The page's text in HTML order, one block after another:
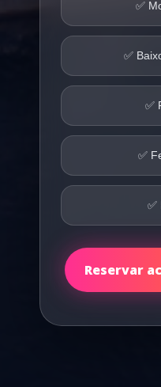
✅
✅
✅
✅
✅
Reservar